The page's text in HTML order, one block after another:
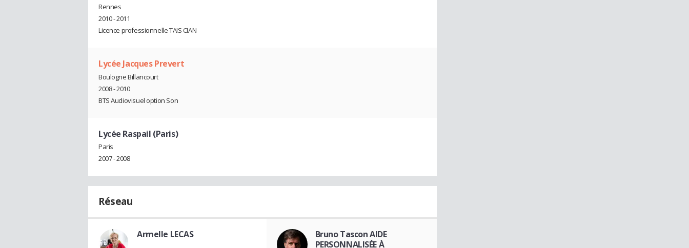
Rennes
2010 - 2011
Licence professionnelle TAIS CIAN
Lycée Jacques Prevert
Boulogne Billancourt
2008 - 2010
BTS Audiovisuel option Son
Lycée Raspail (Paris)
Paris
2007 - 2008
Réseau
Armelle LECAS
Bruno Tascon AIDE
PERSONNALISÉE À